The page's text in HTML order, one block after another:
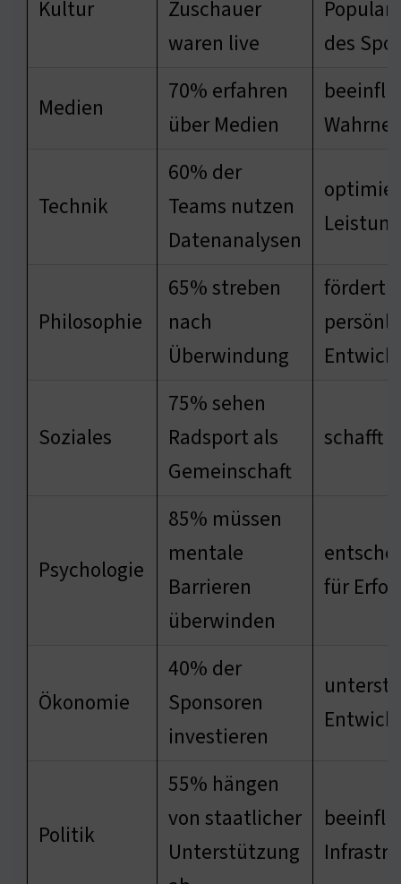
Kultur
Zuschauer
waren live
des
Medien
70% erfahren
über Medien
Technik
60% der
Teams nutzen
Datenanalysen
Leistung
Philosophie
65% streben
nach
Überwindung
fördert
Soziales
75% sehen
Radsport als
Gemeinschaft
schafft
Psychologie
85% müssen
mentale
Barrieren
überwinden
für
Ökonomie
40% der
Sponsoren
investieren
Politik
55% hängen
von staatlicher
Unterstützung